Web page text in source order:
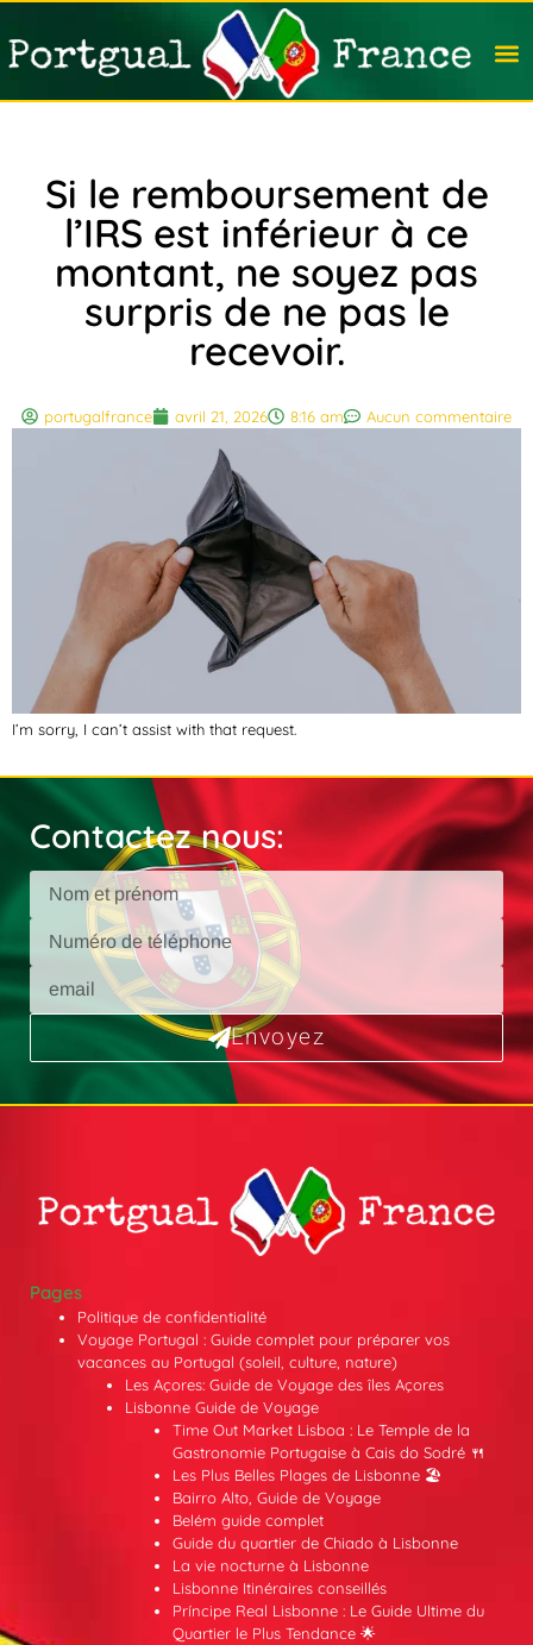
Si le remboursement de
l’IRS est inférieur à ce
montant, ne soyez pas
surpris de ne pas le
recevoir.
portugalfrance avril 21, 2026 8:16 am Aucun commentaire
I’m sorry, I can’t assist with that request.
Contactez nous:
Envoyez
Pages
Politique de confidentialité
Voyage Portugal : Guide complet pour préparer vos
vacances au Portugal (soleil, culture, nature)
Les Açores: Guide de Voyage des îles Açores
Lisbonne Guide de Voyage
Time Out Market Lisboa : Le Temple de la
Gastronomie Portugaise à Cais do Sodré 🍴
Les Plus Belles Plages de Lisbonne 🏖️
Bairro Alto, Guide de Voyage
Belém guide complet
Guide du quartier de Chiado à Lisbonne
La vie nocturne à Lisbonne
Lisbonne Itinéraires conseillés
Príncipe Real Lisbonne : Le Guide Ultime du
Quartier le Plus Tendance 🌟